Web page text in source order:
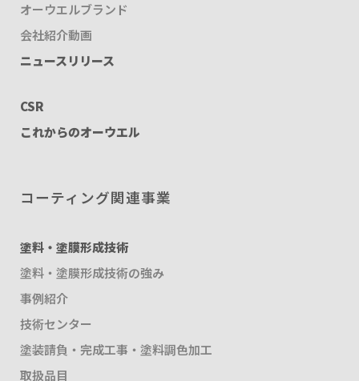
オーウエルブランド
会社紹介動画
ニュースリリース
CSR
これからのオーウエル
コーティング関連事業
塗料・塗膜形成技術
塗料・塗膜形成技術の強み
事例紹介
技術センター
塗装請負・完成工事・塗料調色加工
取扱品目